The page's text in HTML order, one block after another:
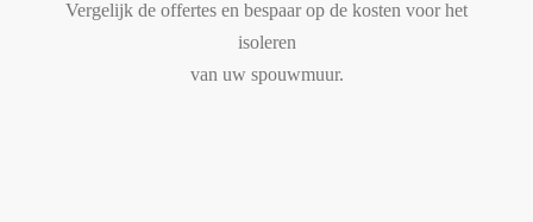
Vergelijk de offertes en bespaar op de kosten voor het
isoleren
van uw spouwmuur.